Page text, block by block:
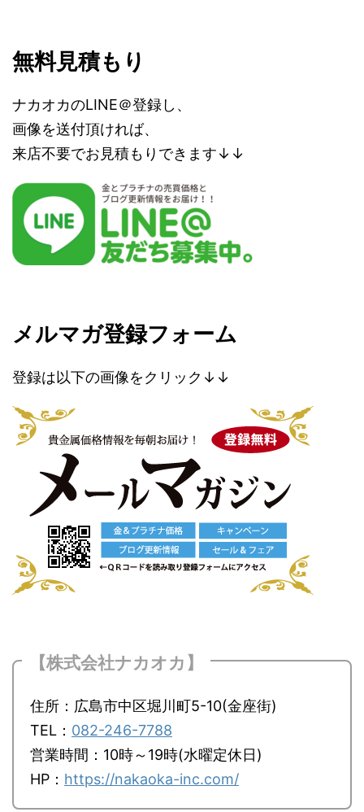
無料見積もり
ナカオカのLINE＠登録し、
画像を送付頂ければ、
来店不要でお見積もりできます↓↓
メルマガ登録フォーム
登録は以下の画像をクリック↓↓
【株式会社ナカオカ】
住所：広島市中区堀川町5-10(金座街)
TEL： 082-246-7788
営業時間：10時～19時(水曜定休日)
HP： https://nakaoka-inc.com/